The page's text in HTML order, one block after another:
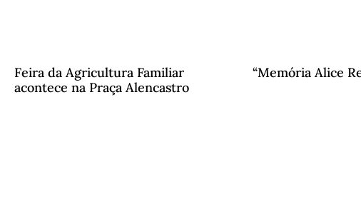
Feira da Agricultura Familiar
acontece na Praça Alencastro
“Memória Alice